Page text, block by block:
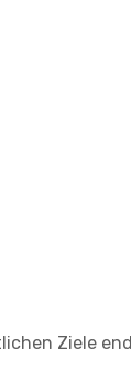
Ziele